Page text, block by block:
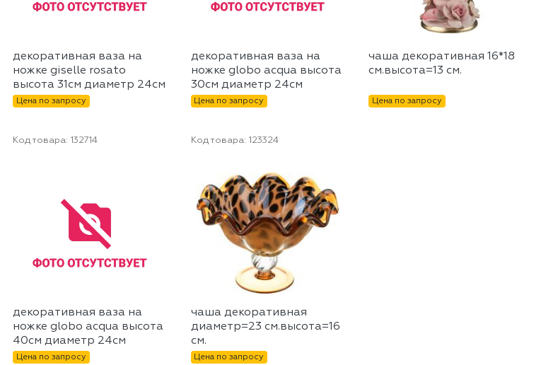
декоративная ваза на
ножке giselle rosato
высота 31см диаметр 24см
Цена по запросу
декоративная ваза на
ножке globo acqua высота
30см диаметр 24см
Цена по запросу
чаша декоративная 16*18
см.высота=13 см.
Цена по запросу
Код товара: 132714
декоративная ваза на
ножке globo acqua высота
40см диаметр 24см
Цена по запросу
Код товара: 123324
чаша декоративная
диаметр=23 см.высота=16
см.
Цена по запросу